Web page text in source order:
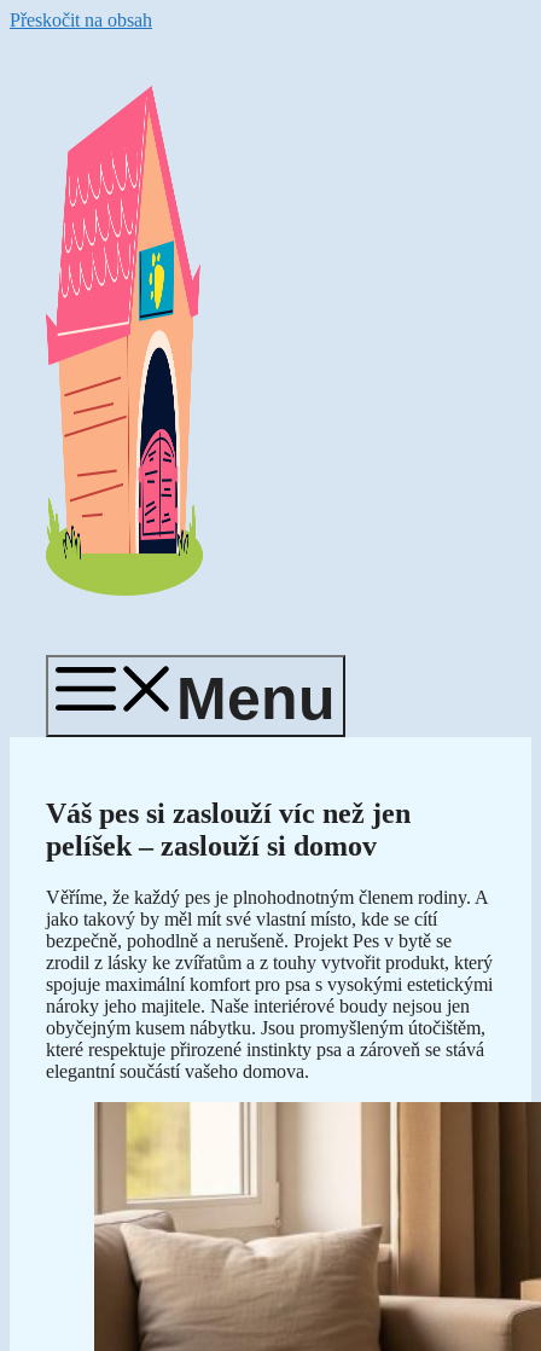
Přeskočit na obsah
Menu
Váš pes si zaslouží víc než jen
pelíšek – zaslouží si domov
Věříme, že každý pes je plnohodnotným členem rodiny. A
jako takový by měl mít své vlastní místo, kde se cítí
bezpečně, pohodlně a nerušeně. Projekt Pes v bytě se
zrodil z lásky ke zvířatům a z touhy vytvořit produkt, který
spojuje maximální komfort pro psa s vysokými estetickými
nároky jeho majitele. Naše interiérové boudy nejsou jen
obyčejným kusem nábytku. Jsou promyšleným útočištěm,
které respektuje přirozené instinkty psa a zároveň se stává
elegantní součástí vašeho domova.